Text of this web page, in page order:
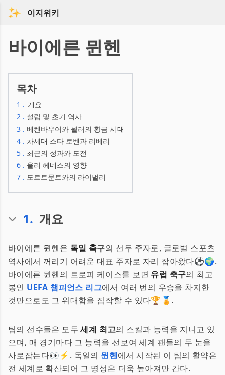
이지위키
바이에른 뮌헨
목차
1 . 개요
2 . 설립 및 초기 역사
3 . 베켄바우어와 뮐러의 황금 시대
4 . 차세대 스타 로벤과 리베리
5 . 최근의 성과와 도전
6 . 울리 헤네스의 영향
7 . 도르트문트와의 라이벌리
1. 개요
바이에른 뮌헨은 독일 축구의 선두 주자로, 글로벌 스포츠
역사에서 꺼리기 어려운 대표 주자로 자리 잡아왔다⚽🌍.
바이에른 뮌헨의 트로피 케이스를 보면 유럽 축구의 최고
봉인 UEFA 챔피언스 리그에서 여러 번의 우승을 차지한
것만으로도 그 위대함을 짐작할 수 있다🏆🏅.
팀의 선수들은 모두세계 최고의 스킬과 능력을 지니고 있
으며, 매 경기마다 그 능력을 선보여 세계 팬들의 두 눈을
사로잡는다👀⚡. 독일의 뮌헨에서 시작된 이 팀의 활약은
전 세계로 확산되어 그 명성은 더욱 높아져만 간다.